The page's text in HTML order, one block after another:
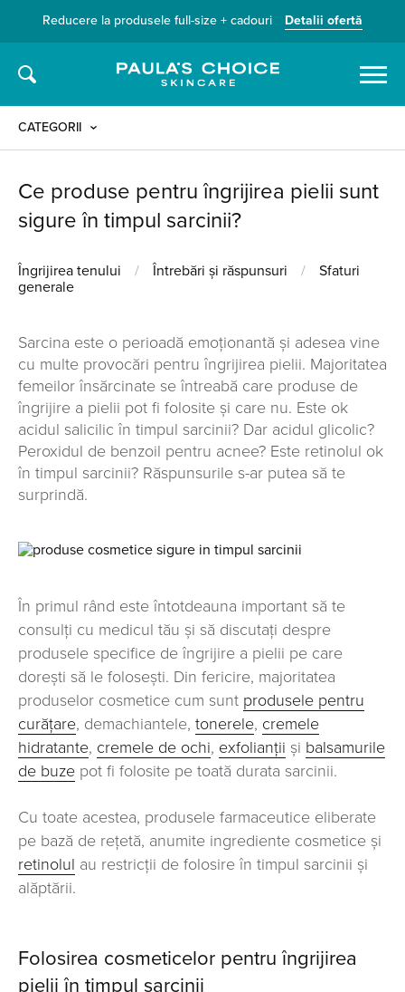
Reducere la produsele full-size + cadouri Detalii ofertă
Caută
CATEGORII
Ce produse pentru îngrijirea pielii sunt
sigure în timpul sarcinii?
Îngrijirea tenului / Întrebări și răspunsuri /
Sfaturi
generale
Sarcina este o perioadă emoționantă și adesea vine
cu multe provocări pentru îngrijirea pielii. Majoritatea
femeilor însărcinate se întreabă care produse de
îngrijire a pielii pot fi folosite și care nu. Este ok
acidul salicilic în timpul sarcinii? Dar acidul glicolic?
Peroxidul de benzoil pentru acnee? Este retinolul ok
în timpul sarcinii? Răspunsurile s-ar putea să te
surprindă.
În primul rând este întotdeauna important să te
consulți cu medicul tău și să discutați despre
produsele specifice de îngrijire a pielii pe care
dorești să le folosești. Din fericire, majoritatea
produselor cosmetice cum sunt produsele pentru
curățare, demachiantele, tonerele, cremele
hidratante, cremele de ochi, exfolianții și balsamurile
de buze pot fi folosite pe toată durata sarcinii.
Cu toate acestea, produsele farmaceutice eliberate
pe bază de rețetă, anumite ingrediente cosmetice și
retinolul au restricții de folosire în timpul sarcinii și
alăptării.
Folosirea cosmeticelor pentru îngrijirea
pielii în timpul sarcinii